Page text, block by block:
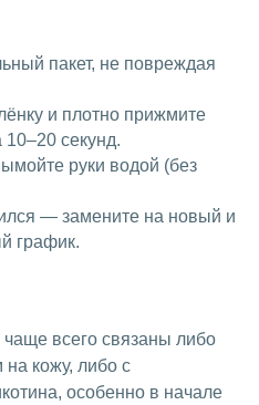
пакет, не повреждая
и плотно прижмите
секунд.
руки водой (без
— замените на новый и
график.
всего связаны либо
кожу, либо с
особенно в начале